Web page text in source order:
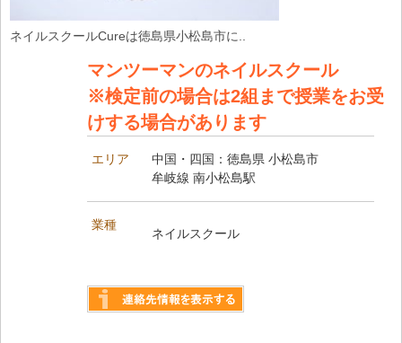
ネイルスクールCureは徳島県小松島市に..
マンツーマンのネイルスクール
※検定前の場合は2組まで授業をお受
けする場合があります
エリア
中国・四国：徳島県 小松島市
牟岐線 南小松島駅
業種
ネイルスクール